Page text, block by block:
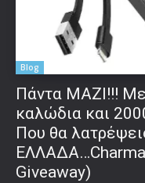
Blog
Πάντα ΜΑΖΙ!!!
καλώδια και
Που θα
Giveaway)